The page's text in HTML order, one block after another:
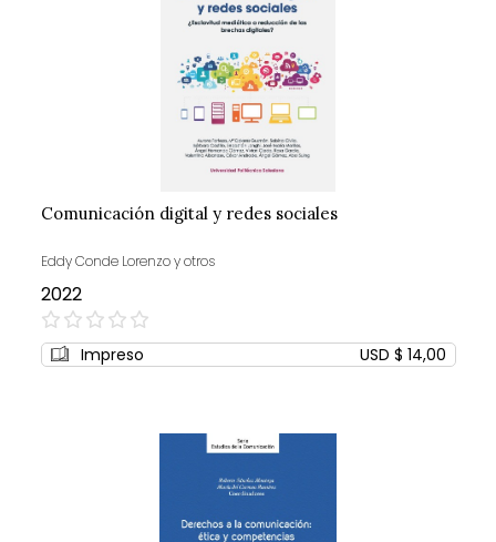
Comunicación digital y redes sociales
Eddy Conde Lorenzo y otros
2022
0%
Impreso USD $ 14,00